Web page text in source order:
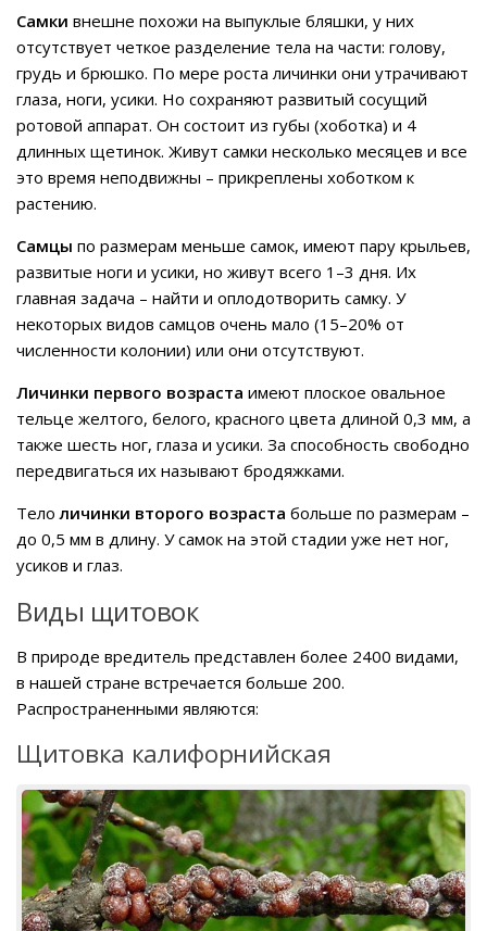
Самки внешне похожи на выпуклые бляшки, у них
отсутствует четкое разделение тела на части: голову,
грудь и брюшко. По мере роста личинки они утрачивают
глаза, ноги, усики. Но сохраняют развитый сосущий
ротовой аппарат. Он состоит из губы (хоботка) и 4
длинных щетинок. Живут самки несколько месяцев и все
это время неподвижны – прикреплены хоботком к
растению.
Самцы по размерам меньше самок, имеют пару крыльев,
развитые ноги и усики, но живут всего 1–3 дня. Их
главная задача – найти и оплодотворить самку. У
некоторых видов самцов очень мало (15–20% от
численности колонии) или они отсутствуют.
Личинки первого возраста имеют плоское овальное
тельце желтого, белого, красного цвета длиной 0,3 мм, а
также шесть ног, глаза и усики. За способность свободно
передвигаться их называют бродяжками.
Телоличинки второго возраста больше по размерам –
до 0,5 мм в длину. У самок на этой стадии уже нет ног,
усиков и глаз.
Виды щитовок
В природе вредитель представлен более 2400 видами,
в нашей стране встречается больше 200.
Распространенными являются:
Щитовка калифорнийская